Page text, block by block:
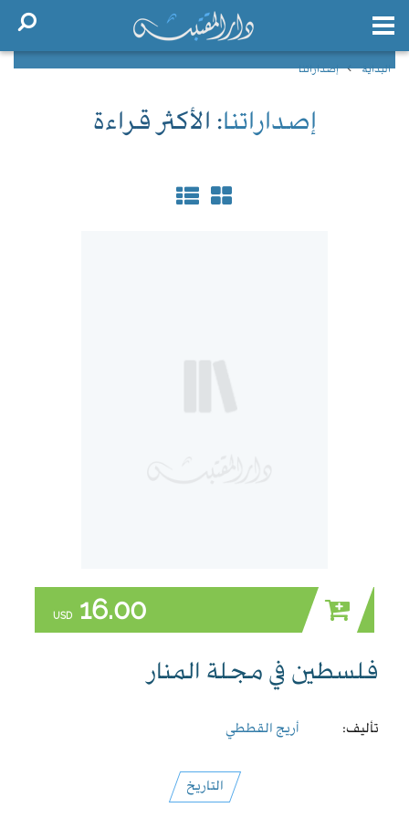
البداية إصداراتنا
إصداراتنا: الأكثر قراءة
16.00
USD
فلسطين في مجلة المنار
تأليف: أريج القططي
التاريخ